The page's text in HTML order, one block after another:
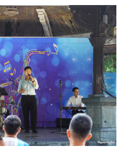
lần lượt cất lên qua phần biểu
và các nghệ sĩ Bình Minh Jazz
nhạc giàu cảm xúc ngay giữa